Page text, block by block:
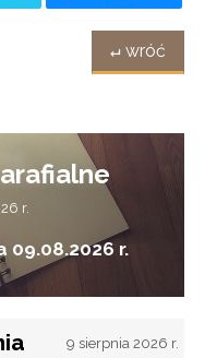
↵ wróć
r.
09.08.2026 r.
9 sierpnia 2026 r.